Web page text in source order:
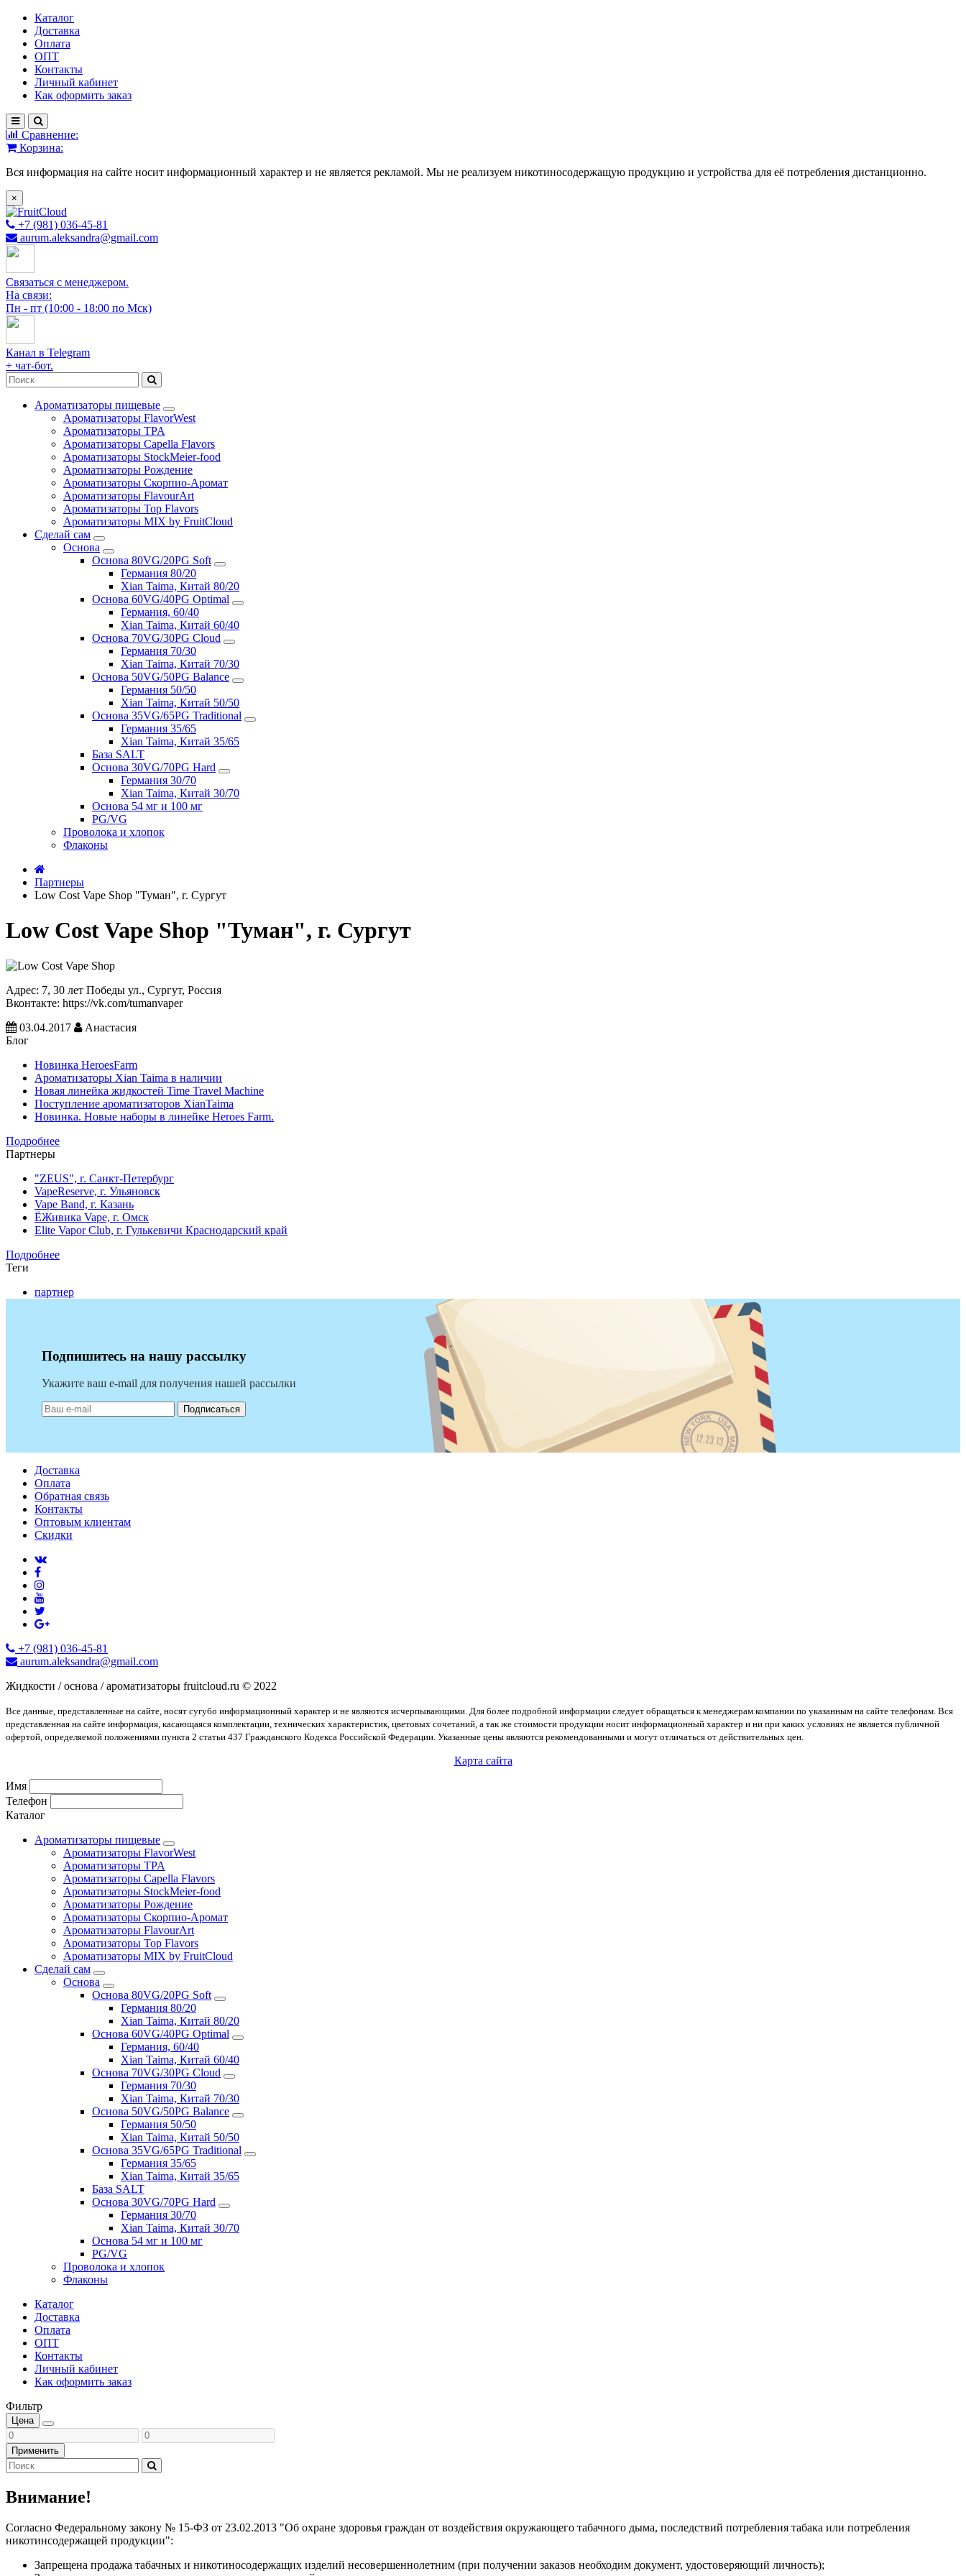
Каталог
Доставка
Оплата
ОПТ
Контакты
Личный кабинет
Как оформить заказ
Сравнение:
Корзина:
Вся информация на сайте носит информационный характер и не является рекламой. Мы не реализуем никотиносодержащую продукцию и устройства для её потребления дистанционно.
×
+7 (981) 036-45-81
aurum.aleksandra@gmail.com
Связаться с менеджером.
На связи:
Пн - пт (10:00 - 18:00 по Мск)
Канал в Telegram
+ чат-бот.
Ароматизаторы пищевые
Ароматизаторы FlavorWest
Ароматизаторы TPA
Ароматизаторы Capella Flavors
Ароматизаторы StockMeier-food
Ароматизаторы Рождение
Ароматизаторы Скорпио-Аромат
Ароматизаторы FlavourArt
Ароматизаторы Top Flavors
Ароматизаторы MIX by FruitCloud
Сделай сам
Основа
Основа 80VG/20PG Soft
Германия 80/20
Xian Taima, Китай 80/20
Основа 60VG/40PG Optimal
Германия, 60/40
Xian Taima, Китай 60/40
Основа 70VG/30PG Cloud
Германия 70/30
Xian Taima, Китай 70/30
Основа 50VG/50PG Balance
Германия 50/50
Xian Taima, Китай 50/50
Основа 35VG/65PG Traditional
Германия 35/65
Xian Taima, Китай 35/65
База SALT
Основа 30VG/70PG Hard
Германия 30/70
Xian Taima, Китай 30/70
Основа 54 мг и 100 мг
PG/VG
Проволока и хлопок
Флаконы
Партнеры
Low Cost Vape Shop "Туман", г. Сургут
Low Cost Vape Shop "Туман", г. Сургут
Адрес: 7, 30 лет Победы ул., Сургут, Россия
Вконтакте: https://vk.com/tumanvaper
03.04.2017
Анастасия
Блог
Новинка HeroesFarm
Ароматизаторы Xian Taima в наличии
Новая линейка жидкостей Time Travel Machine
Поступление ароматизаторов XianTaima
Новинка. Новые наборы в линейке Heroes Farm.
Подробнее
Партнеры
"ZEUS", г. Санкт-Петербург
VapeReserve, г. Ульяновск
Vape Band, г. Казань
ЁЖивика Vape, г. Омск
Elite Vapor Club, г. Гулькевичи Краснодарский край
Подробнее
Теги
партнер
Подпишитесь на нашу рассылку
Укажите ваш e-mail для получения нашей рассылки
Подписаться
Доставка
Оплата
Обратная связь
Контакты
Оптовым клиентам
Скидки
+7 (981) 036-45-81
aurum.aleksandra@gmail.com
Жидкости / основа / ароматизаторы fruitcloud.ru © 2022
Все данные, представленные на сайте, носят сугубо информационный характер и не являются исчерпывающими. Для более подробной информации следует обращаться к менеджерам компании по указанным на сайте телефонам. Вся
представленная на сайте информация, касающаяся комплектации, технических характеристик, цветовых сочетаний, а так же стоимости продукции носит информационный характер и ни при каких условиях не является публичной
офертой, определяемой положениями пункта 2 статьи 437 Гражданского Кодекса Российской Федерации. Указанные цены являются рекомендованными и могут отличаться от действительных цен.
Карта сайта
Имя
Телефон
Каталог
Ароматизаторы пищевые
Ароматизаторы FlavorWest
Ароматизаторы TPA
Ароматизаторы Capella Flavors
Ароматизаторы StockMeier-food
Ароматизаторы Рождение
Ароматизаторы Скорпио-Аромат
Ароматизаторы FlavourArt
Ароматизаторы Top Flavors
Ароматизаторы MIX by FruitCloud
Сделай сам
Основа
Основа 80VG/20PG Soft
Германия 80/20
Xian Taima, Китай 80/20
Основа 60VG/40PG Optimal
Германия, 60/40
Xian Taima, Китай 60/40
Основа 70VG/30PG Cloud
Германия 70/30
Xian Taima, Китай 70/30
Основа 50VG/50PG Balance
Германия 50/50
Xian Taima, Китай 50/50
Основа 35VG/65PG Traditional
Германия 35/65
Xian Taima, Китай 35/65
База SALT
Основа 30VG/70PG Hard
Германия 30/70
Xian Taima, Китай 30/70
Основа 54 мг и 100 мг
PG/VG
Проволока и хлопок
Флаконы
Каталог
Доставка
Оплата
ОПТ
Контакты
Личный кабинет
Как оформить заказ
Фильтр
Цена
Применить
Внимание!
Согласно Федеральному закону № 15-ФЗ от 23.02.2013 "Об охране здоровья граждан от воздействия окружающего табачного дыма, последствий потребления табака или потребления
никотинсодержащей продукции":
Запрещена продажа табачных и никотиносодержащих изделий несовершеннолетним (при получении заказов необходим документ, удостоверяющий личность);